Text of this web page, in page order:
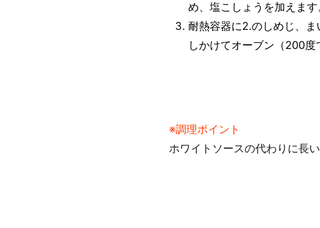
め、塩こしょうを加えます
耐熱容器に2.のしめじ、
しかけてオーブン（200度
※調理ポイント
ホワイトソースの代わりに長